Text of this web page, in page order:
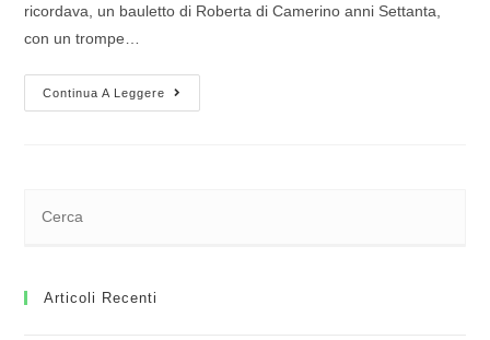
ricordava, un bauletto di Roberta di Camerino anni Settanta,
con un trompe…
Continua A Leggere
Articoli Recenti